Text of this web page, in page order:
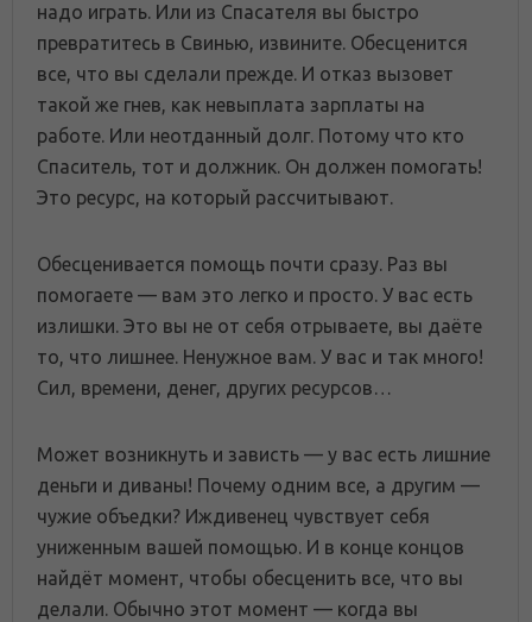
надо играть. Или из Спасателя вы быстро
превратитесь в Свинью, извините. Обесценится
все, что вы сделали прежде. И отказ вызовет
такой же гнев, как невыплата зарплаты на
работе. Или неотданный долг. Потому что кто
Спаситель, тот и должник. Он должен помогать!
Это ресурс, на который рассчитывают.
Обесценивается помощь почти сразу. Раз вы
помогаете — вам это легко и просто. У вас есть
излишки. Это вы не от себя отрываете, вы даёте
то, что лишнее. Ненужное вам. У вас и так много!
Сил, времени, денег, других ресурсов…
Может возникнуть и зависть — у вас есть лишние
деньги и диваны! Почему одним все, а другим —
чужие объедки? Иждивенец чувствует себя
униженным вашей помощью. И в конце концов
найдёт момент, чтобы обесценить все, что вы
делали. Обычно этот момент — когда вы